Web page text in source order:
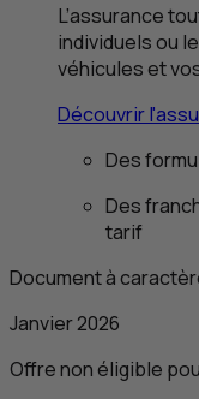
L’assurance
individuels ou
véhicules et
Découvrir
Des
Des
tarif
Document à
Janvier 2026
Offre non éligible